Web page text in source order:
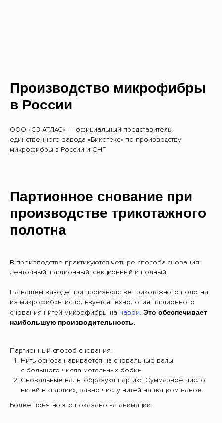
Производство микрофибры
в России
ООО «СЗ АТЛАС» — официальный представитель
единственного завода «Бикотекс» по производству
микрофибры в России и СНГ
Партионное снование при
производстве трикотажного
полотна
В производстве практикуются четыре способа снования:
ленточный, партионный, секционный и полный.
На нашем заводе при производстве трикотажного полотна
из микрофибры используется технология партионного
снования нитей микрофибры на навои. Это обеспечивает
наибольшую производительность.
Партионный способ снования:
Нить-основа навивается на сновальные валы
с большого числа мотальных бобин.
Сновальные валы образуют партию. Суммарное число
нитей в «партии», равно числу нитей на ткацком навое.
Более понятно это показано на анимации.